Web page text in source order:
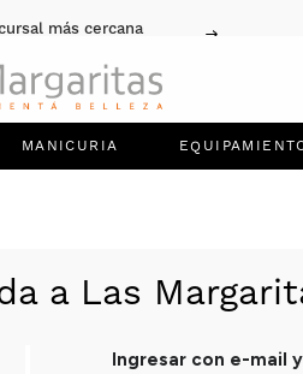
más cercana
MANICURIA